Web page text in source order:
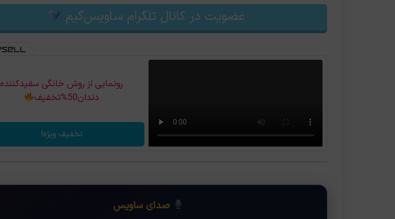
عضویت در کانال تلگرام ساویس‌گیم
رونمایی از روش خانگی سفیدکننده
دندان50%تخفیف
تخفیف ویژه!
صدای ساویس